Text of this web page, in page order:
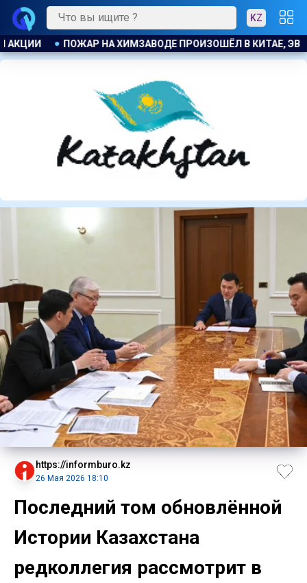
KZ
ЭВАКУИРОВАЛИ БОЛЕЕ 1200 ЧЕЛОВЕК БЫВШЕМУ
https://informburo.kz
26 Мая 2026 18:10
Последний том обновлённой
Истории Казахстана
редколлегия рассмотрит в